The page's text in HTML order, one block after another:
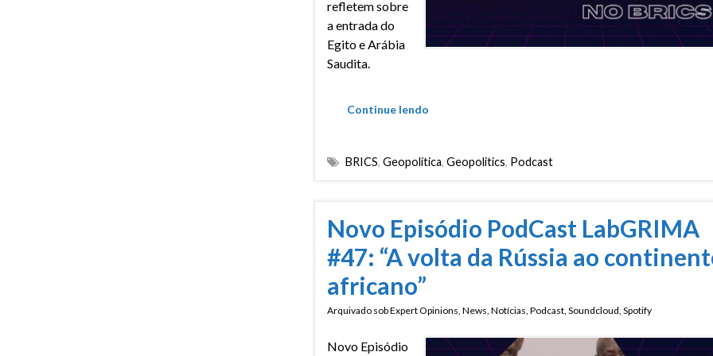
refletem sobre
a entrada do
Egito e Arábia
Saudita.
Continue lendo
BRICS, Geopolítica, Geopolitics, Podcast
Novo Episódio PodCast LabGRIMA
#47: “A volta da Rússia ao
africano”
Arquivado sobExpert Opinions, News, Notícias, Podcast, Soundcloud, Spotify
Novo Episódio